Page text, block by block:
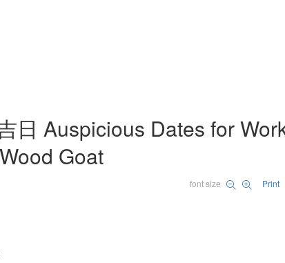
日 Auspicious Dates for
Goat
font size Print